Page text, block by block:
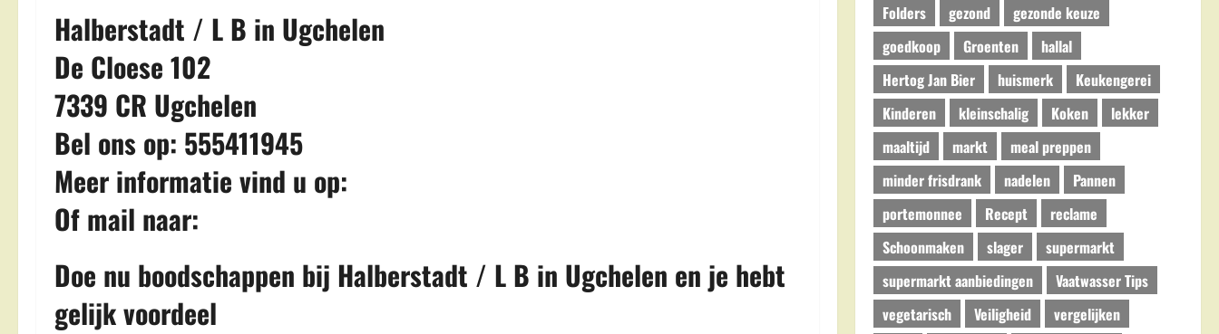
Halberstadt / L B in Ugchelen
De Cloese 102
7339 CR Ugchelen
Bel ons op: 555411945
Meer informatie vind u op:
Of mail naar:
Doe nu boodschappen bij Halberstadt / L B in Ugchelen en je hebt
gelijk voordeel
Folders
gezond
gezonde keuze
goedkoop
Groenten
hallal
Hertog Jan Bier
huismerk
Keukengerei
Kinderen
kleinschalig Koken
lekker
maaltijd
markt
meal preppen
minder frisdrank
nadelen
Pannen
portemonnee
Recept
reclame
Schoonmaken
slager
supermarkt
supermarkt aanbiedingen
Vaatwasser Tips
vegetarisch
Veiligheid
vergelijken